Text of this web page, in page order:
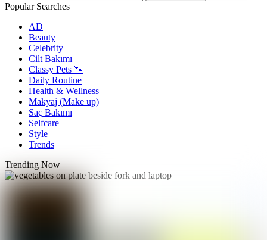
Popular Searches
AD
Beauty
Celebrity
Cilt Bakımı
Classy Pets 🐾
Daily Routine
Health & Wellness
Makyaj (Make up)
Saç Bakımı
Selfcare
Style
Trends
Trending Now